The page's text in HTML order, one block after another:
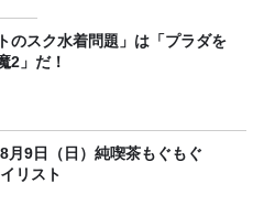
のスク水着問題」は「プラダを
2」だ！
月9日（日）純喫茶もぐもぐ
リスト